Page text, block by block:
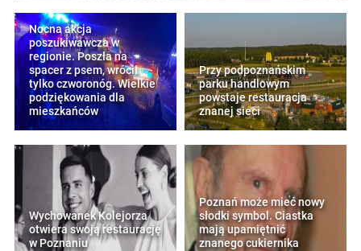
Nocna akcja
poszukiwawcza w
regionie. Poszła na
spacer z psem, wrócił
tylko czworonóg. Wielkie
podziękowania dla
mieszkańców
Przy podpoznańskim
parku handlowym
powstaje restauracja
znanej sieci
Wychowanek Kolejorza
otwiera swoją restaurację
w Poznaniu
Poznań może mieć nowy
słodki symbol. Ciastka
mają upamiętnić
znanego cukiernika